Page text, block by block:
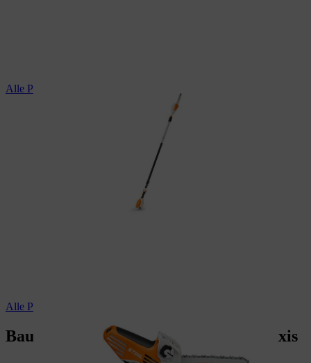
Alle Profi-Hochentaster
Alle Profi-Gehölzschneider
Baumpflege: Anwendungen in der Praxis